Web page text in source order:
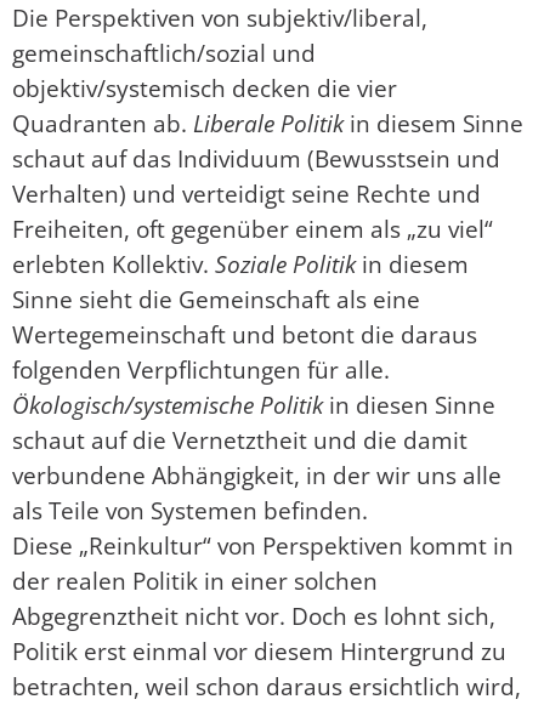
Die Perspektiven von subjektiv/liberal,
gemeinschaftlich/sozial und
objektiv/systemisch decken die vier
Quadranten ab. Liberale Politikin diesem Sinne
schaut auf das Individuum (Bewusstsein und
Verhalten) und verteidigt seine Rechte und
Freiheiten, oft gegenüber einem als „zu viel“
erlebten Kollektiv. Soziale Politikin diesem
Sinne sieht die Gemeinschaft als eine
Wertegemeinschaft und betont die daraus
folgenden Verpflichtungen für alle.
Ökologisch/systemische Politikin diesen Sinne
schaut auf die Vernetztheit und die damit
verbundene Abhängigkeit, in der wir uns alle
als Teile von Systemen befinden.
Diese „Reinkultur“ von Perspektiven kommt in
der realen Politik in einer solchen
Abgegrenztheit nicht vor. Doch es lohnt sich,
Politik erst einmal vor diesem Hintergrund zu
betrachten, weil schon daraus ersichtlich wird,